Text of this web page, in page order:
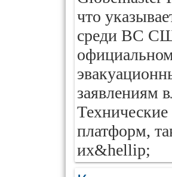
что
среди ВС
заявлениям
платформ,
их&hellip;